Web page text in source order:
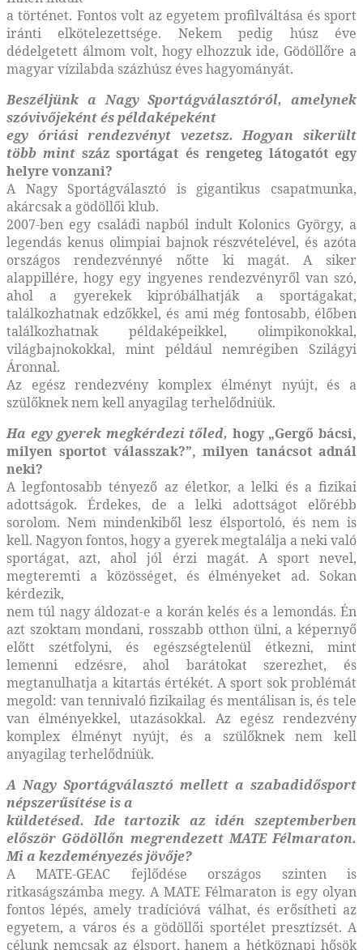
a történet. Fontos volt az egyetem profilváltása és sport
iránti elkötelezettsége. Nekem pedig húsz éve
dédelgetett álmom volt, hogy elhozzuk ide, Gödöllőre a
magyar vízilabda százhúsz éves hagyományát.
Beszéljünk a Nagy Sportágválasztóról, amelynek
szóvivőjeként és példaképeként
egy óriási rendezvényt vezetsz. Hogyan sikerült
több mint száz sportágat és rengeteg látogatót egy
helyre vonzani?
A Nagy Sportágválasztó is gigantikus csapatmunka,
akárcsak a gödöllői klub.
2007-ben egy családi napból indult Kolonics György, a
legendás kenus olimpiai bajnok részvételével, és azóta
országos rendezvénnyé nőtte ki magát. A siker
alappillére, hogy egy ingyenes rendezvényről van szó,
ahol a gyerekek kipróbálhatják a sportágakat,
találkozhatnak edzőkkel, és ami még fontosabb, élőben
találkozhatnak példaképeikkel, olimpikonokkal,
világbajnokokkal, mint például nemrégiben Szilágyi
Áronnal.
Az egész rendezvény komplex élményt nyújt, és a
szülőknek nem kell anyagilag terhelődniük.
Ha egy gyerek megkérdezi tőled, hogy „Gergő bácsi,
milyen sportot válasszak?”, milyen tanácsot adnál
neki?
A legfontosabb tényező az életkor, a lelki és a fizikai
adottságok. Érdekes, de a lelki adottságot előrébb
sorolom. Nem mindenkiből lesz élsportoló, és nem is
kell. Nagyon fontos, hogy a gyerek megtalálja a neki való
sportágat, azt, ahol jól érzi magát. A sport nevel,
megteremti a közösséget, és élményeket ad. Sokan
kérdezik,
nem túl nagy áldozat-e a korán kelés és a lemondás. Én
azt szoktam mondani, rosszabb otthon ülni, a képernyő
előtt szétfolyni, és egészségtelenül étkezni, mint
lemenni edzésre, ahol barátokat szerezhet, és
megtanulhatja a kitartás értékét. A sport sok problémát
megold: van tennivaló fizikailag és mentálisan is, és tele
van élményekkel, utazásokkal. Az egész rendezvény
komplex élményt nyújt, és a szülőknek nem kell
anyagilag terhelődniük.
A Nagy Sportágválasztó mellett a szabadidősport
népszerűsítése is a
küldetésed. Ide tartozik az idén szeptemberben
először Gödöllőn megrendezettMATE Félmaraton.
Mi a kezdeményezésjövője?
A MATE-GEAC fejlődése országos szinten is
ritkaságszámba megy. A MATE Félmaraton is egy olyan
fontos lépés, amely tradícióvá válhat, és erősítheti az
egyetem, a város és a gödöllői sportélet presztízsét. A
célunk nemcsak az élsport, hanem a hétköznapi hősök